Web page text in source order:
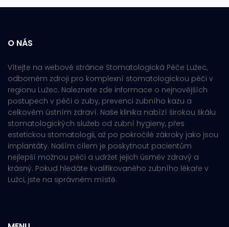
O NÁS
Vítejte na webové stránce Stomatologická Péče Lužec,
odborném zdroji pro komplexní stomatologickou péči v
regionu Lužec. Naleznete zde informace o nejnovějších
postupech v péči o zuby, prevenci zubního kazu a
celkovém ústním zdraví. Naše klinika nabízí širokou škálu
stomatologických služeb od zubní hygieny, přes
estetickou stomatologii, až po pokročilé zákroky jako jsou
implantáty. Naším cílem je poskytnout pacientům
nejlepší možnou péči a udržet jejich úsměv zdravý a
krásný. Pokud hledáte kvalifikovaného zubního lékaře v
Lužci, jste na správném místě.